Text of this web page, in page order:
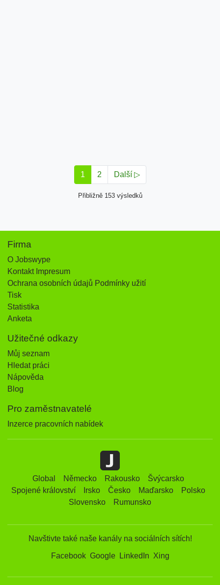
1 2 Další ▷
Přibližně 153 výsledků
Firma
O Jobswype
Kontakt Impresum
Ochrana osobních údajů Podmínky užití
Tisk
Statistika
Anketa
Užitečné odkazy
Můj seznam
Hledat práci
Nápověda
Blog
Pro zaměstnavatelé
Inzerce pracovních nabídek
Global Německo Rakousko
Švýcarsko
Spojené království
Irsko Česko Maďarsko
Polsko
Slovensko
Rumunsko
Navštivte také naše kanály na sociálních sítích!
Facebook Google LinkedIn Xing